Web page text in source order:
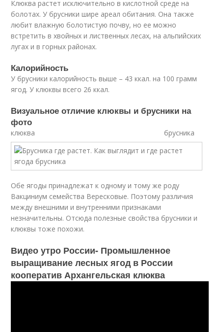
Клюква растет исключительно в кислотной среде на
болотах. У брусники шире ареал обитания. Она также
любит влажную болотистую почву, но ее можно
встретить в хвойных и лиственных лесах, на альпийских
лугах и в горных районах.
Калорийность
У брусники калорийность выше – 43 ккал. на 100 грамм
ягод. У клюквы всего 26 ккал.
Визуальное отличие клюквы и брусники на
фото
клюква брусника
Обе ягоды принадлежат к одному и тому же роду
Вакциниум семейства Вересковые. Поэтому различия
между внешними и внутренними признаками
незначительны. Отсюда полезные свойства брусники и
клюквы тоже похожи.
Видео утро России- Промышленное
выращивание лесных ягод в России
кооператив Архангельская клюква